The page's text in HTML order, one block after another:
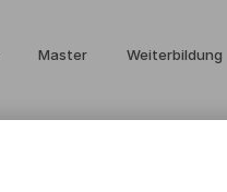
Master Weiterbildung